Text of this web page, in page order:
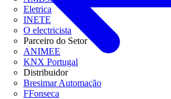
Eletrica
INETE
O electricista
Parceiro do Setor
ANIMEE
KNX Portugal
Distribuidor
Bresimar Automação
FFonseca